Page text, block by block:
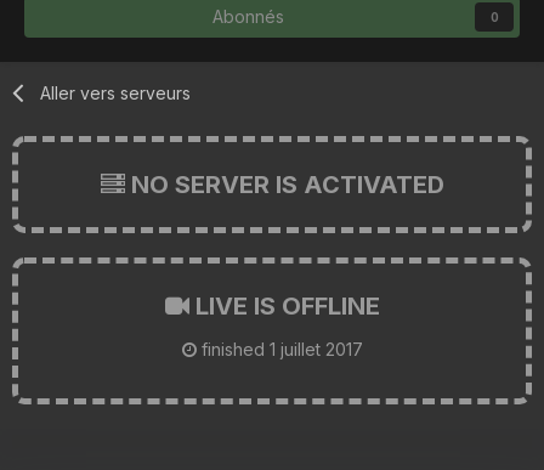
Abonnés 0
Aller vers serveurs
NO SERVER IS ACTIVATED
LIVE IS OFFLINE
finished 1 juillet 2017